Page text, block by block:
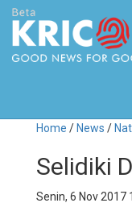
Home / News /
Selidiki
Senin, 6 Nov 2017